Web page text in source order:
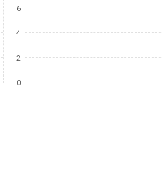
6
4
2
0